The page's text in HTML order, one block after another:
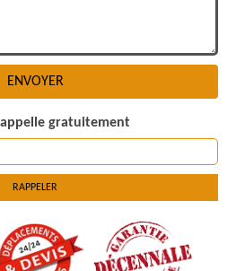
gratuitement